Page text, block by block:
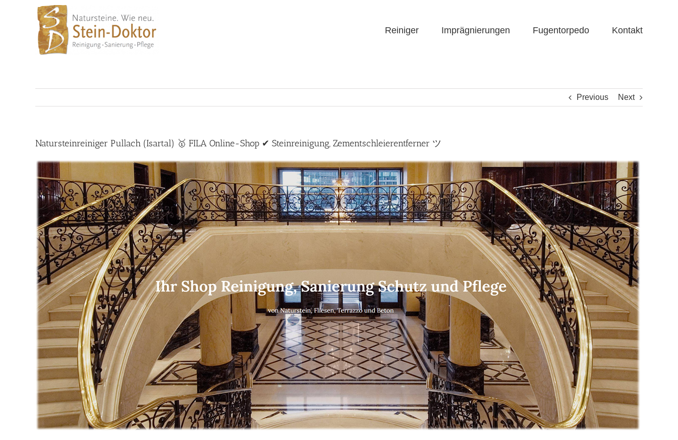
Reiniger Imprägnierungen Fugentorpedo Kontakt
Previous Next
Natursteinreiniger Pullach (Isartal) 🥇 FILA Online-Shop ✔ Steinreinigung, Zementschleierentferner ツ